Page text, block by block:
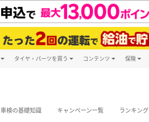
タイヤ・パーツを買う コンテンツ 保険
車検の基礎知識 キャンペーン一覧 ランキング